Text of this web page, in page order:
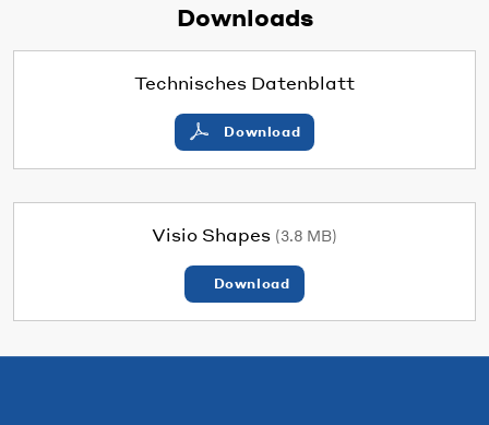
Downloads
Technisches Datenblatt
Download
Visio Shapes (3.8 MB)
Download